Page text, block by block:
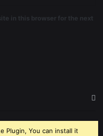
in this browser for the next
Plugin, You can install it